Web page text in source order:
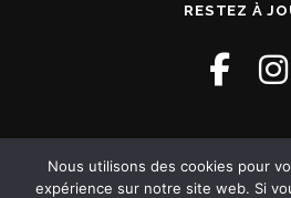
RESTEZ À
Nous utilisons des cookies pour
expérience sur notre site web. Si